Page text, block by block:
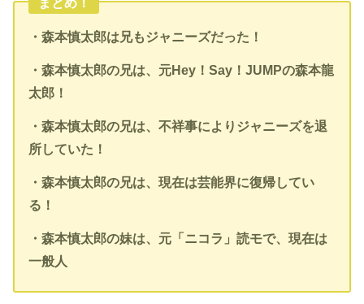
・森本慎太郎は兄もジャニーズだった！
・森本慎太郎の兄は、元Hey！Say！JUMPの森本龍
太郎！
・森本慎太郎の兄は、不祥事によりジャニーズを退
所していた！
・森本慎太郎の兄は、現在は芸能界に復帰してい
る！
・森本慎太郎の妹は、元「ニコラ」読モで、現在は
一般人